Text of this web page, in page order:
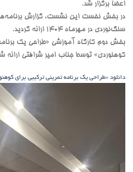
اعضا برگزار شد.
در بخش نخست این نشست، گزارش
سنگ‌نوردی در مهرماه ۱۴۰۴ ارائه گردید.
بخش دوم کارگاه آموزشی «طراحی یک
کوهنوردی» توسط جناب امیر شرافتی ارائه
دانلود «طراحی یک برنامه تمرینی ترکیبی برای